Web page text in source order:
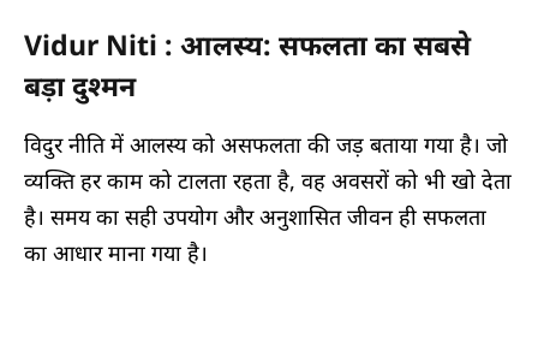
Vidur Niti : आलस्य: सफलता का सबसे
बड़ा दुश्मन
विदुर नीति में आलस्य को असफलता की जड़ बताया गया है। जो
व्यक्ति हर काम को टालता रहता है, वह अवसरों को भी खो देता
है। समय का सही उपयोग और अनुशासित जीवन ही सफलता
का आधार माना गया है।